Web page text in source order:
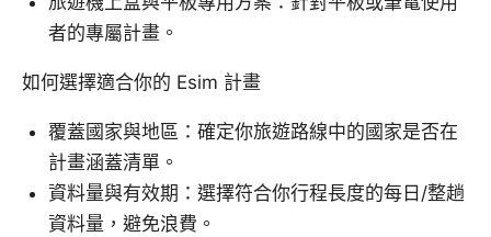
者的專屬計畫。
如何選擇適合你的 Esim 計畫
覆蓋國家與地區：確定你旅遊路線中的國家是否在
計畫涵蓋清單。
資料量與有效期：選擇符合你行程長度的每日/整趟
資料量，避免浪費。